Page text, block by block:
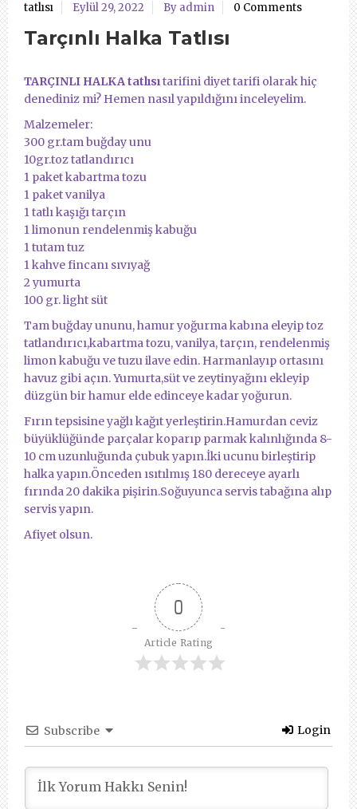
tatlısı
Eylül 29, 2022 By admin 0 Comments
Tarçınlı Halka Tatlısı
TARÇINLI HALKA tatlısıtarifini diyet tarifi olarak hiç
denediniz mi? Hemen nasıl yapıldığını inceleyelim.
Malzemeler:
300 gr.tam buğday unu
10gr.toz tatlandırıcı
1 paket kabartma tozu
1 paket vanilya
1 tatlı kaşığı tarçın
1 limonun rendelenmiş kabuğu
1 tutam tuz
1 kahve fincanı sıvıyağ
2 yumurta
100 gr. light süt
Tam buğday ununu, hamur yoğurma kabına eleyip toz
tatlandırıcı,kabartma tozu, vanilya, tarçın, rendelenmiş
limon kabuğu ve tuzu ilave edin. Harmanlayıp ortasını
havuz gibi açın. Yumurta,süt ve zeytinyağını ekleyip
düzgün bir hamur elde edinceye kadar yoğurun.
Fırın tepsisine yağlı kağıt yerleştirin.Hamurdan ceviz
büyüklüğünde parçalar koparıp parmak kalınlığında 8-
10 cm uzunluğunda çubuk yapın.İki ucunu birleştirip
halka yapın.Önceden ısıtılmış 180 dereceye ayarlı
fırında 20 dakika pişirin.Soğuyunca servis tabağına alıp
servis yapın.
Afiyet olsun.
0
Article Rating
Subscribe Login